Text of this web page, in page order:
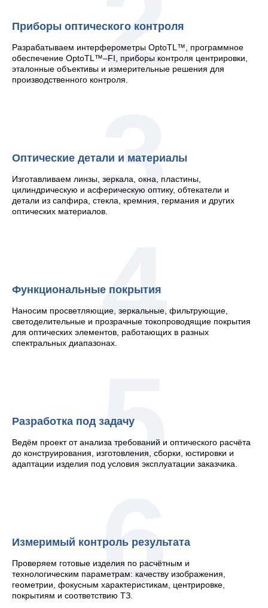
Приборы оптического контроля
Разрабатываем интерферометры OptoTL™, программное
обеспечение OptoTL™–FI, приборы контроля центрировки,
эталонные объективы и измерительные решения для
производственного контроля.
Оптические детали и материалы
Изготавливаем линзы, зеркала, окна, пластины,
цилиндрическую и асферическую оптику, обтекатели и
детали из сапфира, стекла, кремния, германия и других
оптических материалов.3
Функциональные покрытия
Наносим просветляющие, зеркальные, фильтрующие,
светоделительные и прозрачные токопроводящие покрытия
для оптических элементов, работающих в разных
спектральных диапазонах.4
Разработка под задачу
Ведём проект от анализа требований и оптического расчёта
до конструирования, изготовления, сборки, юстировки и
адаптации изделия под условия эксплуатации заказчика.
5
Измеримый контроль результата
Проверяем готовые изделия по расчётным и
технологическим параметрам: качеству изображения,
геометрии, фокусным характеристикам, центрировке,
покрытиям и соответствию ТЗ.6